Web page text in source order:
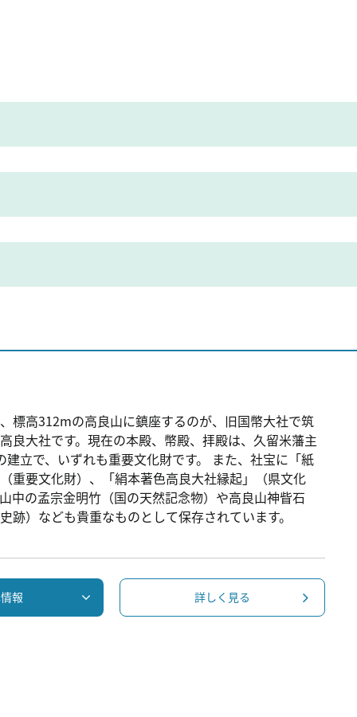
標高312mの高良山に鎮座するのが、旧国幣大社で筑
良大社です。現在の本殿、幣殿、拝殿は、久留米藩主
建立で、いずれも重要文化財です。 また、社宝に「紙
重要文化財）、「絹本著色高良大社縁起」（県文化
中の孟宗金明竹（国の天然記念物）や高良山神眥石
跡）なども貴重なものとして保存されています。
報 詳しく見る